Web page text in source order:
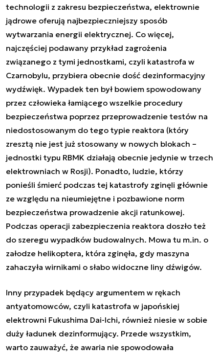
technologii z zakresu bezpieczeństwa, elektrownie
jądrowe oferują najbezpieczniejszy sposób
wytwarzania energii elektrycznej. Co więcej,
najczęściej podawany przykład zagrożenia
związanego z tymi jednostkami, czyli katastrofa w
Czarnobylu, przybiera obecnie dość dezinformacyjny
wydźwięk. Wypadek ten był bowiem spowodowany
przez człowieka łamiącego wszelkie procedury
bezpieczeństwa poprzez przeprowadzenie testów na
niedostosowanym do tego typie reaktora (który
zresztą nie jest już stosowany w nowych blokach –
jednostki typu RBMK działają obecnie jedynie w trzech
elektrowniach w Rosji). Ponadto, ludzie, którzy
ponieśli śmierć podczas tej katastrofy zginęli głównie
ze względu na nieumiejętne i pozbawione norm
bezpieczeństwa prowadzenie akcji ratunkowej.
Podczas operacji zabezpieczenia reaktora doszło też
do szeregu wypadków budowalnych. Mowa tu m.in. o
załodze helikoptera, która zginęła, gdy maszyna
zahaczyła wirnikami o słabo widoczne liny dźwigów.
Inny przypadek będący argumentem w rękach
antyatomowców, czyli katastrofa w japońskiej
elektrowni Fukushima Dai-Ichi, również niesie w sobie
duży ładunek dezinformujący. Przede wszystkim,
warto zauważyć, że awaria nie spowodowała